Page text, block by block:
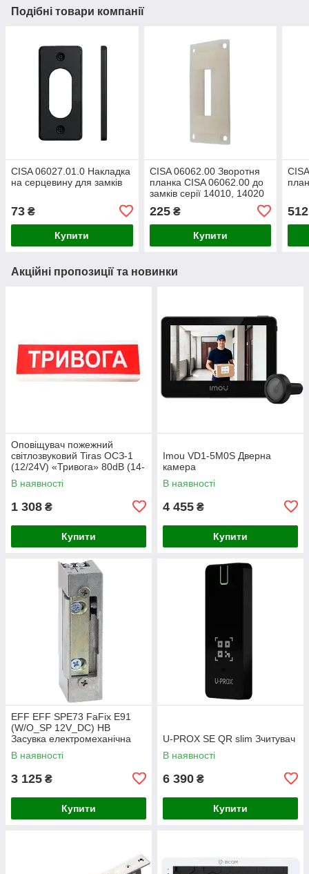
Подібні товари компанії
CISA 06027.01.0 Накладка
на серцевину для замків
73 ₴
Купити
CISA 06062.00 Зворотня
планка CISA 06062.00 до
замків серії 14010, 14020
225₴
Купити
512
Акційні пропозиції та новинки
Оповіщувач пожежний
світлозвуковий Tiras ОСЗ-1
(12/24V) «Тривога» 80dB (14-
00711)
В наявності
1 308 ₴
Купити
Imou VD1-5M0S Дверна
камера
В наявності
4 455 ₴
Купити
EFF EFF SPE73 FaFix E91
(W/O_SP 12V_DC) НВ
Засувка електромеханічна
В наявності
3 125 ₴
Купити
U-PROX SЕ QR slim Зчитувач
В наявності
6 390 ₴
Купити